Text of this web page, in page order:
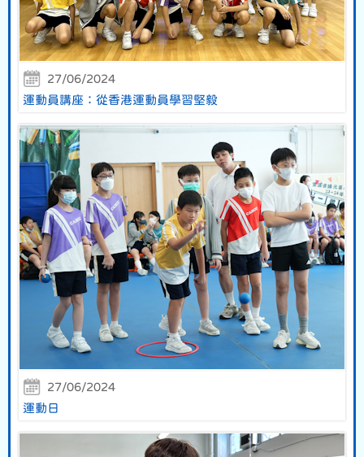
27/06/2024
運動員講座：從香港運動員學習堅毅
27/06/2024
運動日